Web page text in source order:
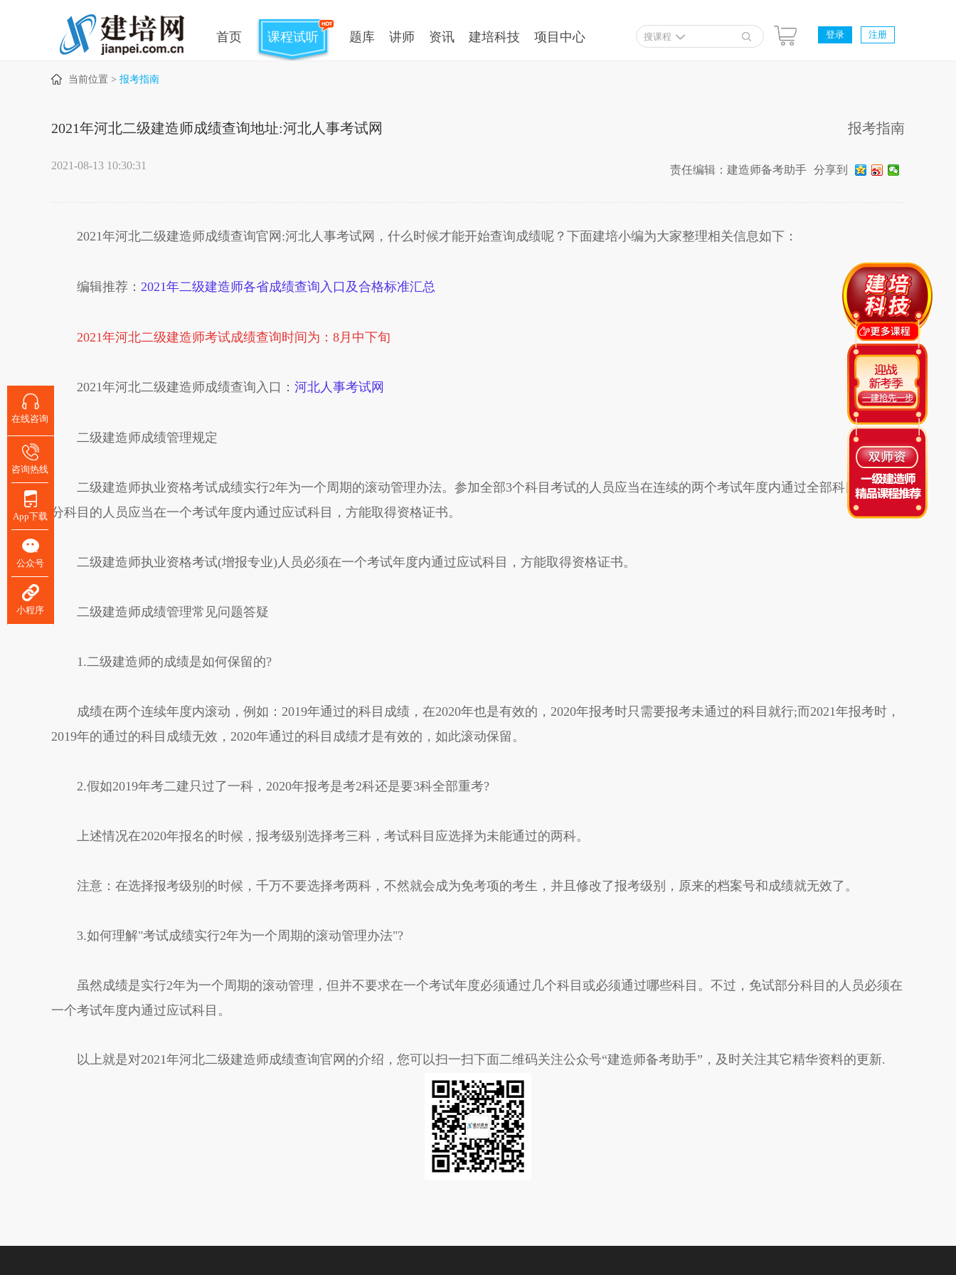
首页 课程试听 题库 讲师 资讯 建培科技 项目中心 搜课程 登录 注册
当前位置 > 报考指南
2021年河北二级建造师成绩查询地址:河北人事考试网
2021-08-13 10:30:31
报考指南
责任编辑：建造师备考助手 分享到
2021年河北二级建造师成绩查询官网:河北人事考试网 ，什么时候才能开始查询成绩呢？下面建培小编为大家整理相关信息如下：
编辑推荐： 2021年二级建造师各省成绩查询入口及合格标准汇总
2021年河北二级建造师考试成绩查询时间为：8月中下旬
2021年河北二级建造师成绩查询入口： 河北人事考试网
二级建造师成绩管理规定
二级建造师执业资格考试成绩实行2年为一个周期的滚动管理办法。参加全部3个科目考试的人员应当在连续的两个考试年度内通过全部科目;免试部
分科目的人员应当在一个考试年度内通过应试科目，方能取得资格证书。
二级建造师执业资格考试(增报专业)人员必须在一个考试年度内通过应试科目，方能取得资格证书。
二级建造师成绩管理常见问题答疑
1.二级建造师的成绩是如何保留的?
成绩在两个连续年度内滚动，例如：2019年通过的科目成绩，在2020年也是有效的，2020年报考时只需要报考未通过的科目就行;而2021年报考时，
2019年的通过的科目成绩无效，2020年通过的科目成绩才是有效的，如此滚动保留。
2.假如2019年考二建只过了一科，2020年报考是考2科还是要3科全部重考?
上述情况在2020年报名的时候，报考级别选择考三科，考试科目应选择为未能通过的两科。
注意：在选择报考级别的时候，千万不要选择考两科，不然就会成为免考项的考生，并且修改了报考级别，原来的档案号和成绩就无效了。
3.如何理解"考试成绩实行2年为一个周期的滚动管理办法"?
虽然成绩是实行2年为一个周期的滚动管理，但并不要求在一个考试年度必须通过几个科目或必须通过哪些科目。不过，免试部分科目的人员必须在
一个考试年度内通过应试科目。
以上就是对2021年河北二级建造师成绩查询官网的介绍，您可以扫一扫下面二维码关注公众号“建造师备考助手”，及时关注其它精华资料的更新.
在线咨询
咨询热线
App下载
公众号
小程序